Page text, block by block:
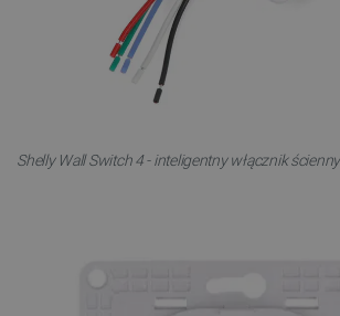
Shelly Wall Switch 4 - inteligentny włącznik